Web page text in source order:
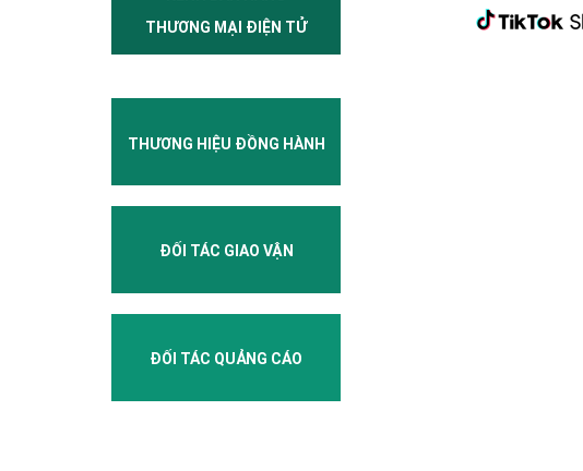
THƯƠNG MẠI ĐIỆN TỬ
THƯƠNG HIỆU ĐỒNG HÀNH
ĐỐI TÁC GIAO VẬN
ĐỐI TÁC QUẢNG CÁO